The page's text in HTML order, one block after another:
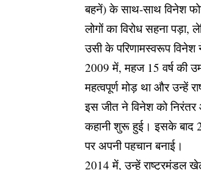
बहनें) के साथ-साथ विनेश
लोगों का विरोध सहना पड़ा,
उसी के परिणामस्वरूप विनेश
2009 में, महज 15 वर्ष की
महत्वपूर्ण मोड़ था और उन्हें
इस जीत ने विनेश को
कहानी शुरू हुई। इसके बाद
पर अपनी पहचान बनाई।
2014 में, उन्हें राष्ट्रमंडल